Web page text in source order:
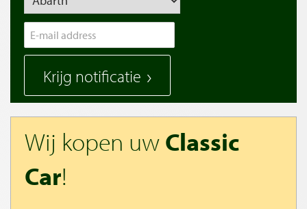
Krijg notificatie
Wij kopen uwClassic
Car!